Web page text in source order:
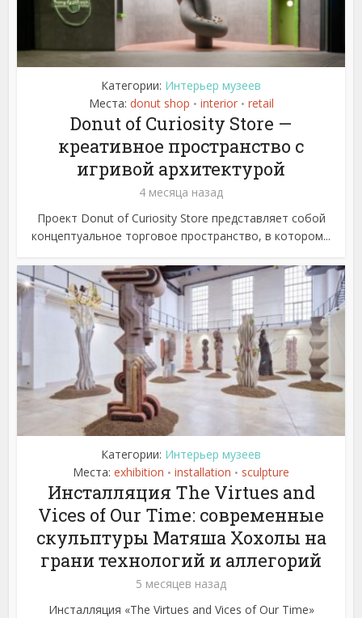
Категории: Интерьер музеев
Места: donut shop • interior • retail
Donut of Curiosity Store —
креативное пространство с
игривой архитектурой
4 месяца назад
Проект Donut of Curiosity Store представляет собой
концептуальное торговое пространство, в котором...
Категории: Интерьер музеев
Места: exhibition • installation • sculpture
Инсталляция The Virtues and
Vices of Our Time: современные
скульптуры Матяша Хохолы на
грани технологий и аллегорий
5 месяцев назад
Инсталляция «The Virtues and Vices of Our Time»